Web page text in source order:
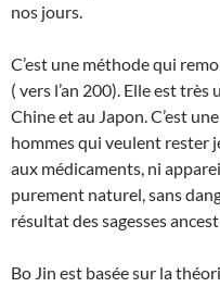
nos jours.
C’est une méthode qui
( vers l’an 200). Elle est
Chine et au Japon. C’est
hommes qui veulent rester
aux médicaments, ni
purement naturel, sans
résultat des sagesses
Bo Jin est basée sur la